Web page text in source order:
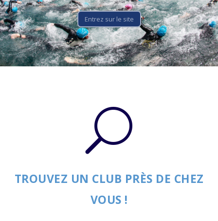
Entrez sur le site
U
TROUVEZ UN CLUB PRÈS DE CHEZ
VOUS !